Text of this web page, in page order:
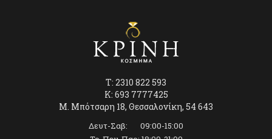
T: 2310 822 593
K: 693 7777425
Μ. Μπότσαρη 18, Θεσσαλονίκη, 54 643
Δευτ-Σαβ: 09:00-15:00